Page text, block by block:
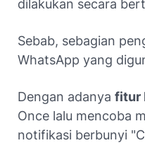
dilakukan secara
Sebab, sebagian
WhatsApp yang
Dengan adanya fitur
Once lalu mencoba
notifikasi berbunyi